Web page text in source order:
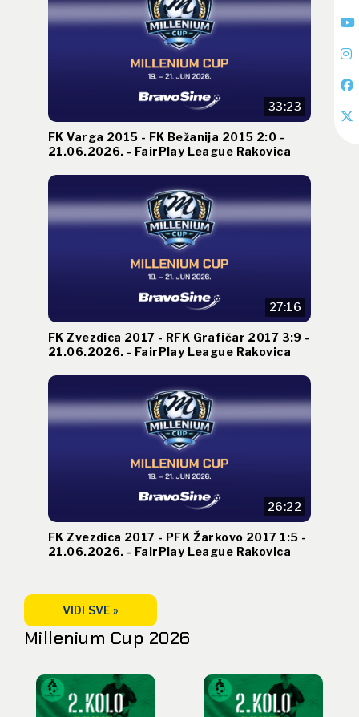
33:23
FK Varga 2015 - FK Bežanija 2015 2:0 -
21.06.2026. - FairPlay League Rakovica
27:16
FK Zvezdica 2017 - RFK Grafičar 2017 3:9 -
21.06.2026. - FairPlay League Rakovica
26:22
FK Zvezdica 2017 - PFK Žarkovo 2017 1:5 -
21.06.2026. - FairPlay League Rakovica
VIDI SVE »
Millenium Cup 2026